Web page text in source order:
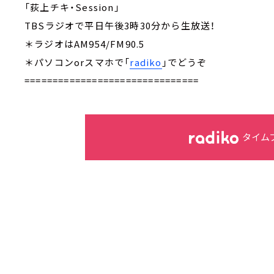
「荻上チキ・Session」
TBSラジオで平日午後3時30分から生放送！
＊ラジオはAM954/FM90.5
＊パソコンorスマホで「radiko 」でどうぞ
===============================
タイム